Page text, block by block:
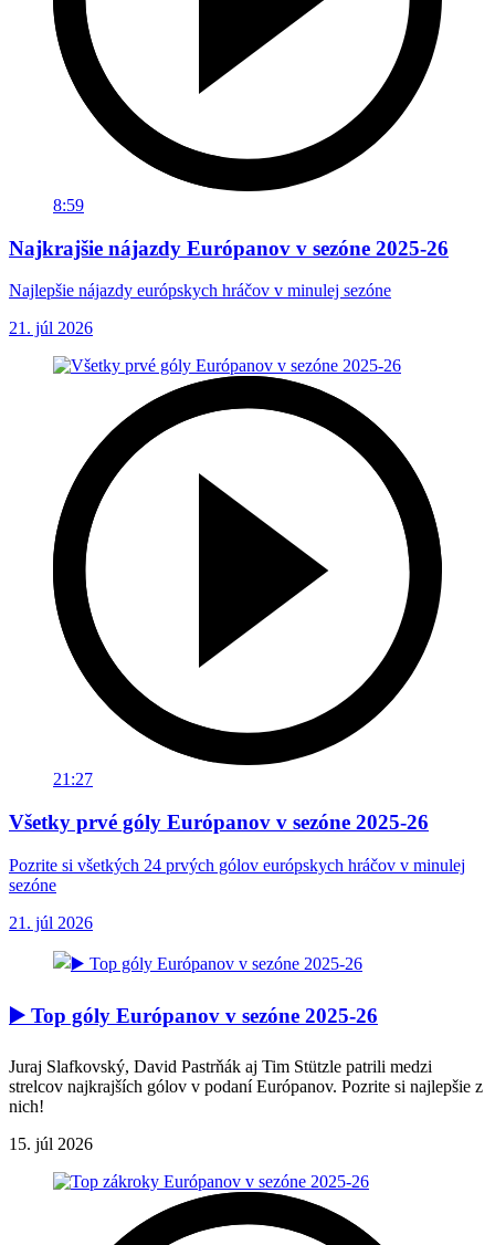
8:59
Najkrajšie nájazdy Európanov v sezóne 2025-26
Najlepšie nájazdy európskych hráčov v minulej sezóne
21. júl 2026
21:27
Všetky prvé góly Európanov v sezóne 2025-26
Pozrite si všetkých 24 prvých gólov európskych hráčov v minulej
sezóne
21. júl 2026
▶️ Top góly Európanov v sezóne 2025-26
Juraj Slafkovský, David Pastrňák aj Tim Stützle patrili medzi
strelcov najkrajších gólov v podaní Európanov. Pozrite si najlepšie z
nich!
15. júl 2026